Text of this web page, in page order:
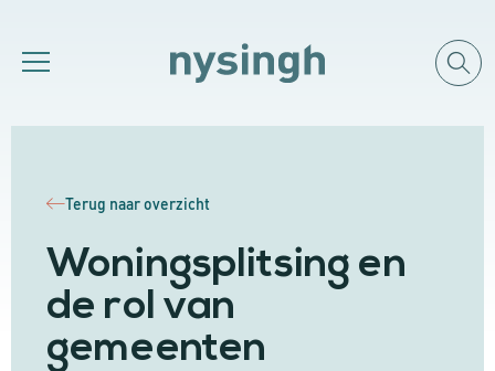
Terug naar overzicht
Woningsplitsing en
de rol van
gemeenten